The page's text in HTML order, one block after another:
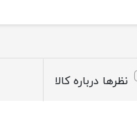
نظرها درباره کالا